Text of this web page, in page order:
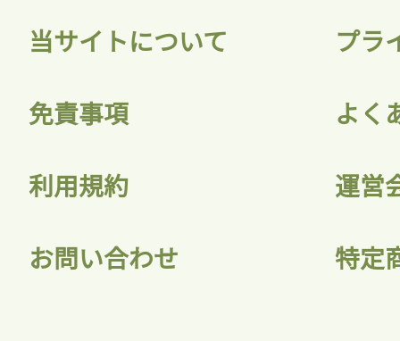
当サイトについて プラ
免責事項 よく
利用規約 運営
お問い合わせ 特定